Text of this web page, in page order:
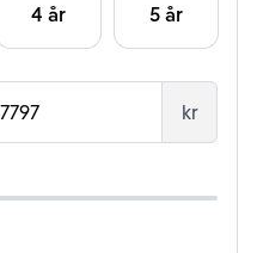
4 år 5 år
kr